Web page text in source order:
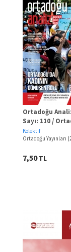
Ortadoğu
Sayı: 110 /
Kadının
Kolektif
Ortadoğu Yayınları
7,50TL